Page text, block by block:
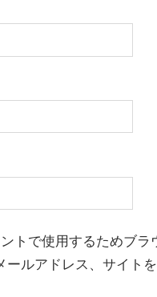
トで使用するためブラ
ールアドレス、サイト